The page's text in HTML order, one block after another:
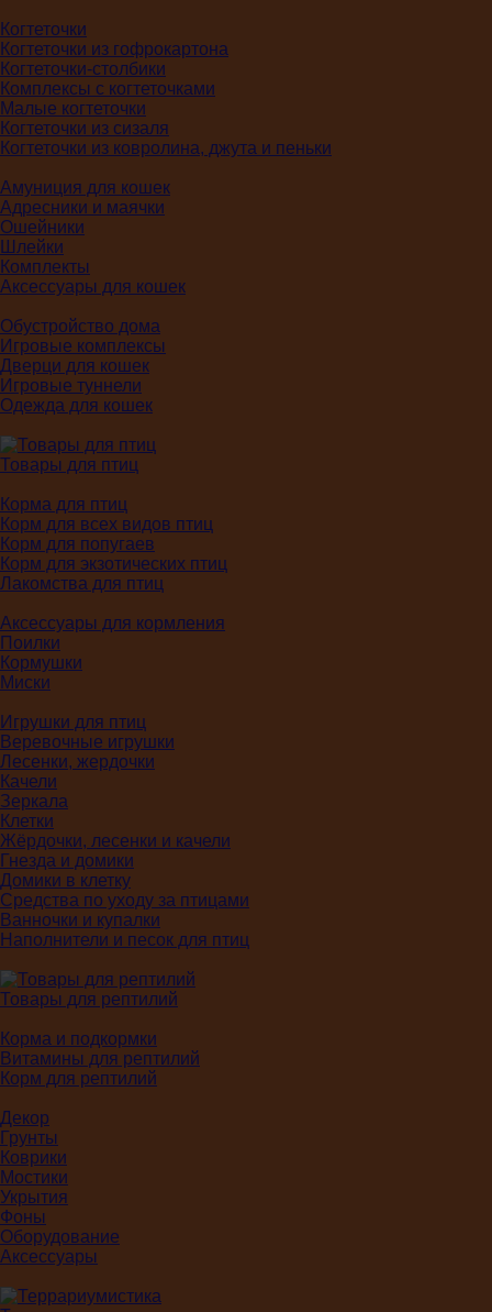
Когтеточки
Когтеточки из гофрокартона
Когтеточки-столбики
Комплексы с когтеточками
Малые когтеточки
Когтеточки из сизаля
Когтеточки из ковролина, джута и пеньки
Амуниция для кошек
Адресники и маячки
Ошейники
Шлейки
Комплекты
Аксессуары для кошек
Обустройство дома
Игровые комплексы
Дверци для кошек
Игровые туннели
Одежда для кошек
Товары для птиц
Корма для птиц
Корм для всех видов птиц
Корм для попугаев
Корм для экзотических птиц
Лакомства для птиц
Аксессуары для кормления
Поилки
Кормушки
Миски
Игрушки для птиц
Веревочные игрушки
Лесенки, жердочки
Качели
Зеркала
Клетки
Жёрдочки, лесенки и качели
Гнезда и домики
Домики в клетку
Средства по уходу за птицами
Ванночки и купалки
Наполнители и песок для птиц
Товары для рептилий
Корма и подкормки
Витамины для рептилий
Корм для рептилий
Декор
Грунты
Коврики
Мостики
Укрытия
Фоны
Оборудование
Аксессуары